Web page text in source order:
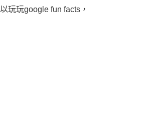
玩玩google fun facts，